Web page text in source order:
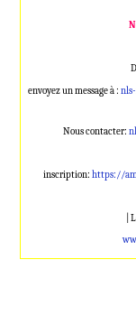
envoyez un message à :
Nous contacter:
inscription:https://
|